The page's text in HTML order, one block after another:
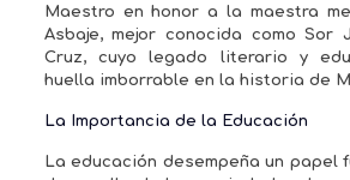
Maestro en honor a la maestra
Asbaje, mejor conocida como Sor
Cruz, cuyo legado literario y
huella imborrable en la historia de
La Importancia de la Educación
La educación desempeña un papel